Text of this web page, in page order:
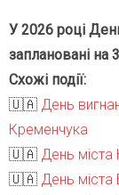
У 2026 році
заплановані на
Схожі події:
🇺🇦 День
Кременчука
🇺🇦 День
🇺🇦 День міста